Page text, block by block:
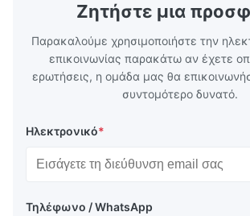
Ζητήστε μια
Παρακαλούμε χρησιμοποιήστε την
επικοινωνίας παρακάτω αν έχετε
ερωτήσεις, η ομάδα μας θα
συντομότερο δυνατό.
Ηλεκτρονικό*
Τηλέφωνο / WhatsApp